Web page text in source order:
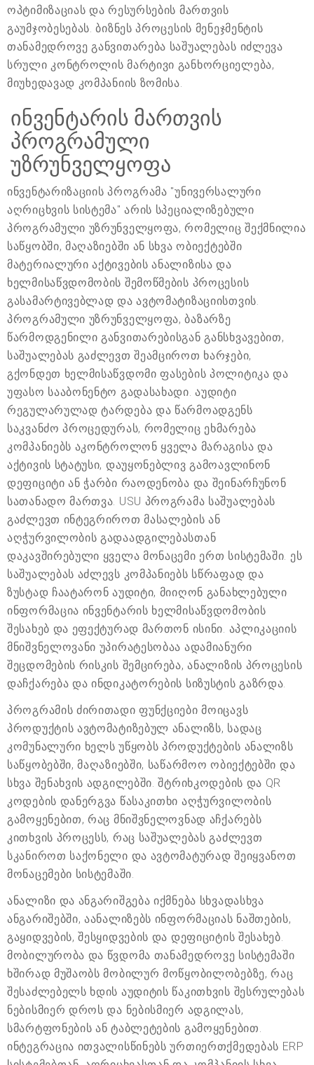
ოპტიმიზაციას და რესურსების მართვის
გაუმჯობესებას. ბიზნეს პროცესის მენეჯმენტის
თანამედროვე განვითარება საშუალებას იძლევა
სრული კონტროლის მარტივი განხორციელება,
მიუხედავად კომპანიის ზომისა.
ინვენტარის მართვის
პროგრამული
უზრუნველყოფა
ინვენტარიზაციის პროგრამა "უნივერსალური
აღრიცხვის სისტემა" არის სპეციალიზებული
პროგრამული უზრუნველყოფა, რომელიც შექმნილია
საწყობში, მაღაზიებში ან სხვა ობიექტებში
მატერიალური აქტივების ანალიზისა და
ხელმისაწვდომობის შემოწმების პროცესის
გასამარტივებლად და ავტომატიზაციისთვის.
პროგრამული უზრუნველყოფა, ბაზარზე
წარმოდგენილი განვითარებისგან განსხვავებით,
საშუალებას გაძლევთ შეამციროთ ხარჯები,
გქონდეთ ხელმისაწვდომი ფასების პოლიტიკა და
უფასო სააბონენტო გადასახადი. აუდიტი
რეგულარულად ტარდება და წარმოადგენს
საკვანძო პროცედურას, რომელიც ეხმარება
კომპანიებს აკონტროლონ ყველა მარაგისა და
აქტივის სტატუსი, დაუყონებლივ გამოავლინონ
დეფიციტი ან ჭარბი რაოდენობა და შეინარჩუნონ
სათანადო მართვა. USU პროგრამა საშუალებას
გაძლევთ ინტეგრიროთ მასალების ან
აღჭურვილობის გადაადგილებასთან
დაკავშირებული ყველა მონაცემი ერთ სისტემაში. ეს
საშუალებას აძლევს კომპანიებს სწრაფად და
ზუსტად ჩაატარონ აუდიტი, მიიღონ განახლებული
ინფორმაცია ინვენტარის ხელმისაწვდომობის
შესახებ და ეფექტურად მართონ ისინი. აპლიკაციის
მნიშვნელოვანი უპირატესობაა ადამიანური
შეცდომების რისკის შემცირება, ანალიზის პროცესის
დაჩქარება და ინდიკატორების სიზუსტის გაზრდა.
პროგრამის ძირითადი ფუნქციები მოიცავს
პროდუქტის ავტომატიზებულ ანალიზს, სადაც
კომუნალური ხელს უწყობს პროდუქტების ანალიზს
საწყობებში, მაღაზიებში, საწარმოო ობიექტებში და
სხვა შენახვის ადგილებში. შტრიხკოდების და QR
კოდების დანერგვა წასაკითხი აღჭურვილობის
გამოყენებით, რაც მნიშვნელოვნად აჩქარებს
კითხვის პროცესს, რაც საშუალებას გაძლევთ
სკანიროთ საქონელი და ავტომატურად შეიყვანოთ
მონაცემები სისტემაში.
ანალიზი და ანგარიშგება იქმნება სხვადასხვა
ანგარიშებში, აანალიზებს ინფორმაციას ნაშთების,
გაყიდვების, შესყიდვების და დეფიციტის შესახებ.
მობილურობა და წვდომა თანამედროვე სისტემაში
ხშირად მუშაობს მობილურ მოწყობილობებზე, რაც
შესაძლებელს ხდის აუდიტის წაკითხვის შესრულებას
ნებისმიერ დროს და ნებისმიერ ადგილას,
სმარტფონების ან ტაბლეტების გამოყენებით.
ინტეგრაცია ითვალისწინებს ურთიერთქმედებას ERP